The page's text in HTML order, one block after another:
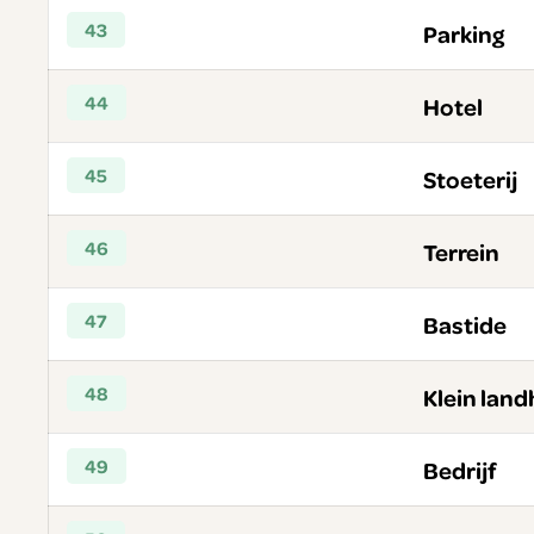
43 Parking
44 Hotel
45 Stoeterij
46 Terrein
47 Bastide
48 Klein
49 Bedrijf